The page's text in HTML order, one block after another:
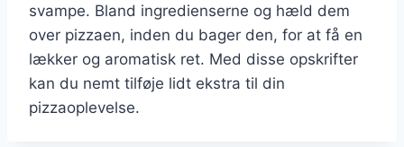
svampe. Bland ingredienserne og hæld dem
over pizzaen, inden du bager den, for at få en
lækker og aromatisk ret. Med disse opskrifter
kan du nemt tilføje lidt ekstra til din
pizzaoplevelse.